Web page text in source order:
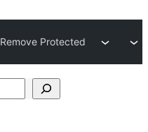
Remove Protected